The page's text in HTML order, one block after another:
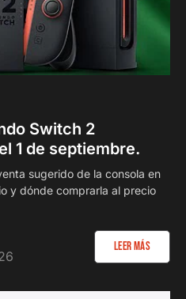
Switch 2
1 de septiembre.
sugerido de la consola en
y dónde comprarla al precio
Leer más